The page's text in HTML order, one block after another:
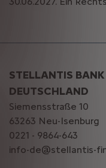
STELLANTIS
DEUTSCHLAND
Siemensstraße 10
63263 Neu-Isenburg
0221 - 9864-643
info-de@stellantis-